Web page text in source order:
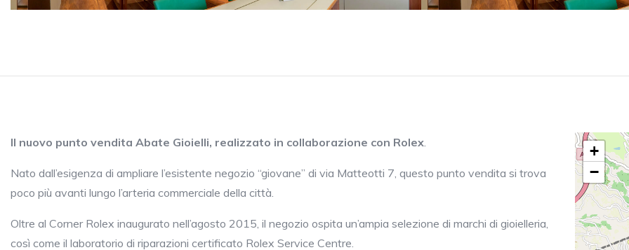
Il nuovo punto vendita Abate Gioielli, realizzato in collaborazione con Rolex
Nato dall’esigenza di ampliare l’esistente negozio “giovane” di via Matteotti 7, questo punto vendita si trova
poco più avanti lungo l’arteria commerciale della città.
Oltre al Corner Rolex inaugurato nell’agosto 2015, il negozio ospita un’ampia selezione di marchi di gioielleria,
così come il laboratorio di riparazioni certificato Rolex Service Centre.
+
−